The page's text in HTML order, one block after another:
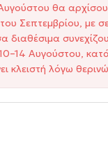
θα
Σεπτεμβρίου, με
διαθέσιμα
Αυγούστου,
κλειστή λόγω